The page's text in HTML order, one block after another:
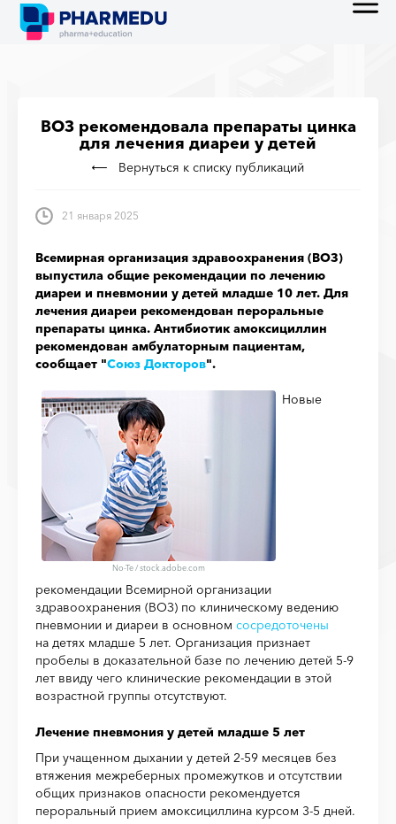
ВОЗ рекомендовала препараты цинка
для лечения диареи у детей
Вернуться к списку публикаций
21 января 2025
Всемирная организация здравоохранения (ВОЗ)
выпустила общие рекомендации по лечению
диареи и пневмонии у детей младше 10 лет. Для
лечения диареи рекомендован пероральные
препараты цинка. Антибиотик амоксициллин
рекомендован амбулаторным пациентам,
сообщает "Союз Докторов".
No-Te/stock.adobe.com
Новые
рекомендации Всемирной организации
здравоохранения (ВОЗ) по клиническому ведению
пневмонии и диареи в основном сосредоточены
на детях младше 5 лет. Организация признает
пробелы в доказательной базе по лечению детей 5-9
лет ввиду чего клинические рекомендации в этой
возрастной группы отсутствуют.
Лечение пневмония у детей младше 5 лет
При учащенном дыхании у детей 2-59 месяцев без
втяжения межреберных промежутков и отсутствии
общих признаков опасности рекомендуется
пероральный прием амоксициллина курсом 3-5 дней.